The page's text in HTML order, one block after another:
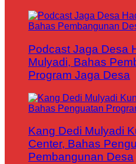
Podcast Jaga Desa
Mulyadi, Bahas
Program Jaga Desa
Kang Dedi Mulyadi
Center, Bahas
Pembangunan Desa